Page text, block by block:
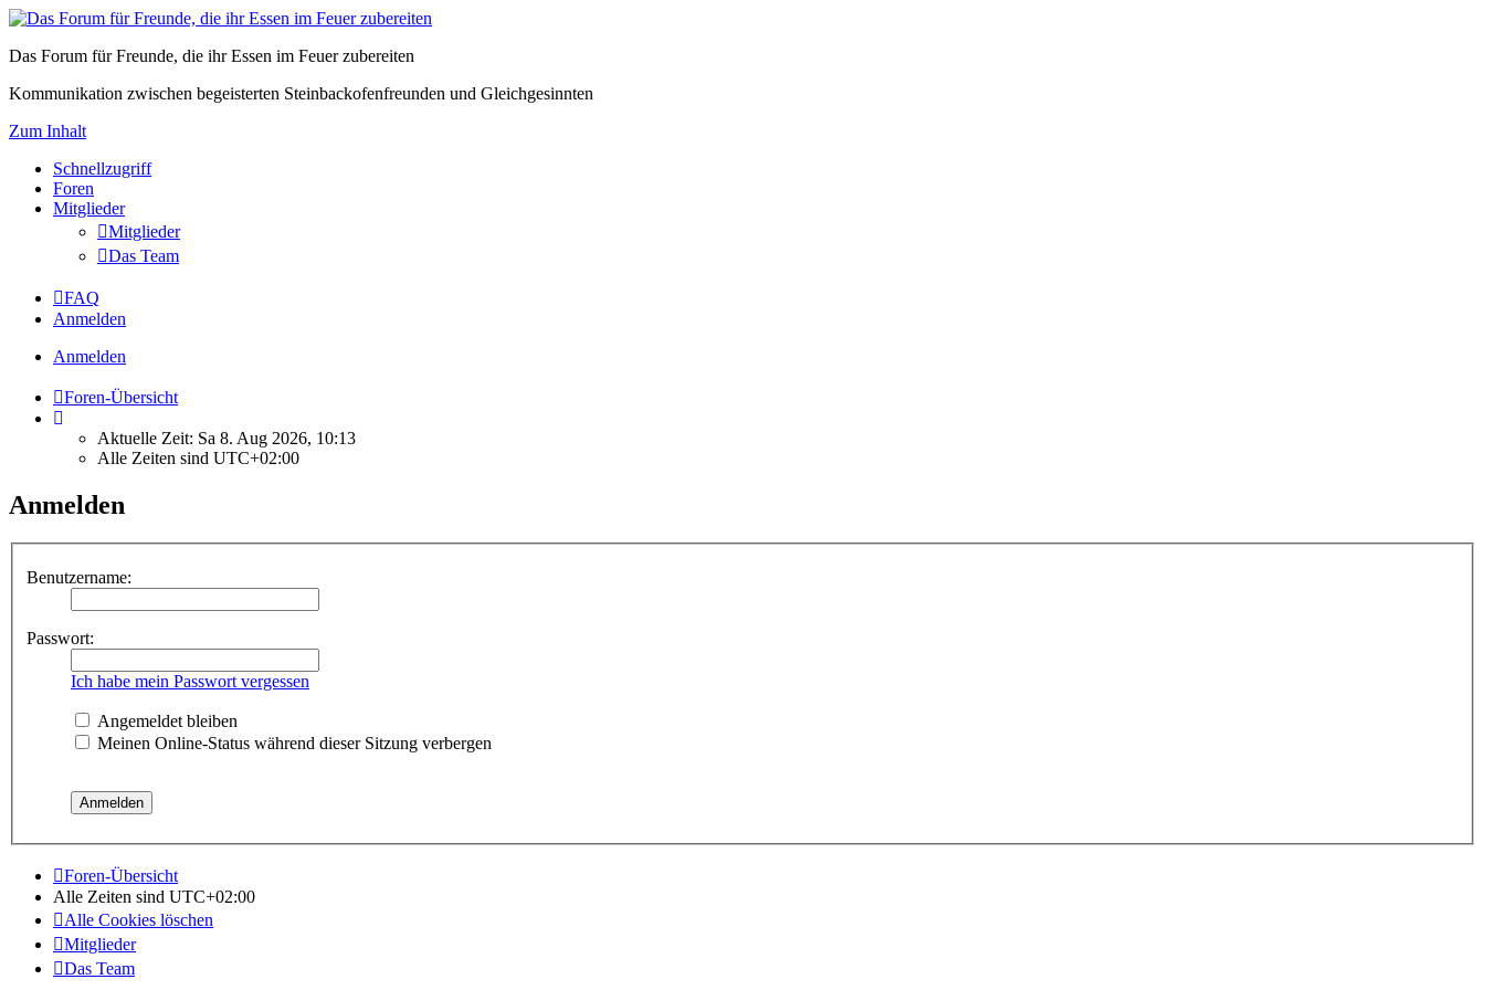
Das Forum für Freunde, die ihr Essen im Feuer zubereiten
Kommunikation zwischen begeisterten Steinbackofenfreunden und Gleichgesinnten
Zum Inhalt
Schnellzugriff
Foren
Mitglieder
Mitglieder
Das Team
FAQ
Anmelden
Anmelden
Foren-Übersicht
Aktuelle Zeit: Sa 8. Aug 2026, 10:13
Alle Zeiten sind UTC+02:00
Anmelden
Benutzername:
Passwort:
Ich habe mein Passwort vergessen
Angemeldet bleiben
Meinen Online-Status während dieser Sitzung verbergen
Foren-Übersicht
Alle Zeiten sind UTC+02:00
Alle Cookies löschen
Mitglieder
Das Team